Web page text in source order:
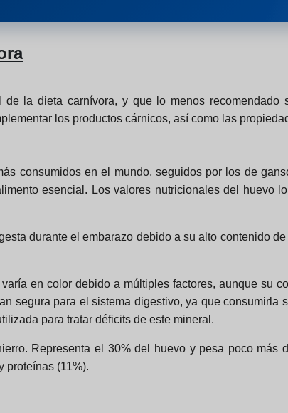
la dieta carnívora, y que lo menos recomendado
los productos cárnicos, así como las
consumidos en el mundo, seguidos por los de
esencial. Los valores nutricionales del huevo
durante el embarazo debido a su alto contenido
en color debido a múltiples factores, aunque su
segura para el sistema digestivo, ya que consumirla
para tratar déficits de este mineral.
Representa el 30% del huevo y pesa poco más
proteínas (11%).